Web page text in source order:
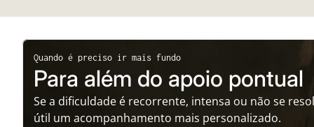
Quando é preciso ir mais fundo
Para além do apoio pontual
Se a dificuldade é recorrente, intensa ou não se
útil um acompanhamento mais personalizado.